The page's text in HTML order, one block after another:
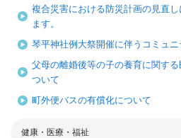
複合災害における防災計画の見直
ます。
琴平神社例大祭開催に伴うコミュ
父母の離婚後等の子の養育に関す
ついて
町外便バスの有償化について
健康・医療・福祉